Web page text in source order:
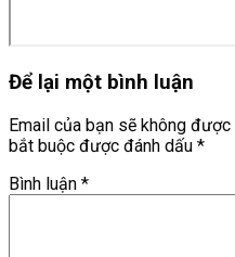
Để lại một bình luận
Email của bạn sẽ không được
bắt buộc được đánh dấu *
Bình luận *